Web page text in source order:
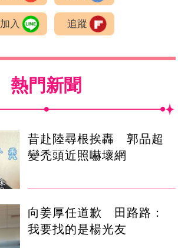
加入 追蹤
熱門新聞
昔赴陸尋根挨轟 郭品超
變禿頭近照嚇壞網
向姜厚任道歉 田路路：
我要找的是楊光友